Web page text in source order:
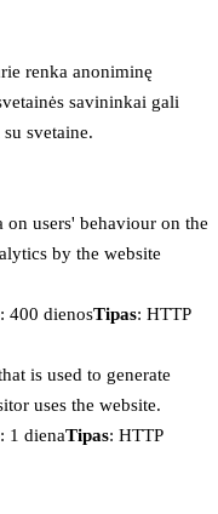
renka anoniminę
savininkai gali
svetaine.
on users' behaviour on the
by the website
: 400 dienosTipas: HTTP
is used to generate
uses the website.
: 1 dienaTipas: HTTP